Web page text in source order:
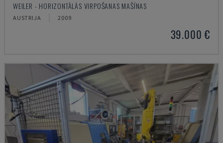
WEILER - HORIZONTĀLĀS VIRPOŠANAS MAŠĪNAS
AUSTRIJA 2009
39.000 €